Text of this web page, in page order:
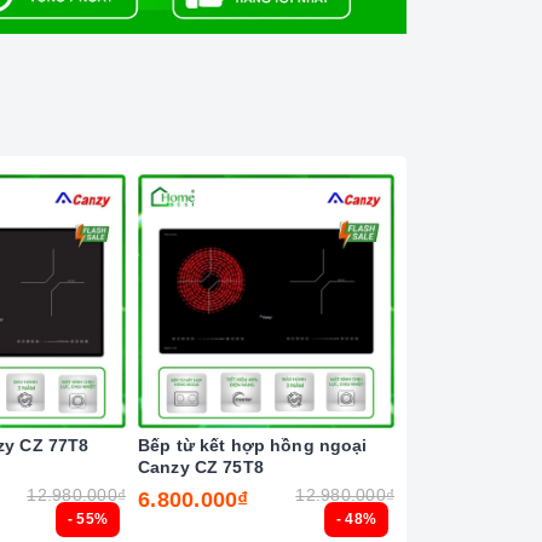
- 55%
CZ 77T8
12.980.000₫
- 48%
Bếp từ kết hợp hồng ngoại
Canzy CZ 75T8
6.800.000₫ 12.980.000₫